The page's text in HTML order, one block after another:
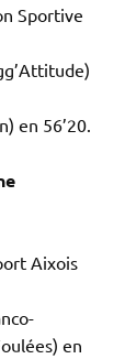
Sportive
en 56’20.
Aixois
en